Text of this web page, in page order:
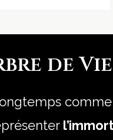
de Vie